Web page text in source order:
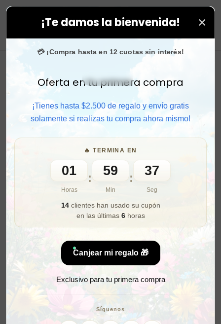
¡Te damos la bienvenida! ×
💳 ¡Compra hasta en 12 cuotas sin interés!
Activar sonido
Oferta en tu primera compra
¡Tienes hasta $2.500 de regalo y envío gratis
solamente si realizas tu compra ahora mismo!
🔥 TERMINA EN
01
Horas
: 59
Min
:
35
Seg
14clientes han usado su cupón
en las últimas 6horas
Canjear mi regalo 🎁
Exclusivo para tu primera compra
Síguenos
⚡ Compra rápido y aprovecha. 💙 +50.000